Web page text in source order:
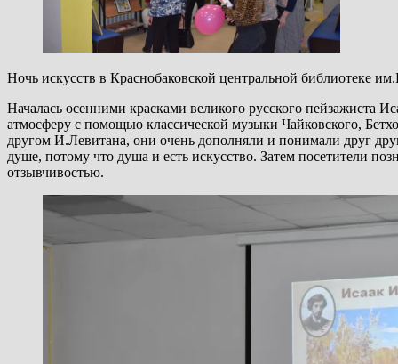
Ночь искусств в Краснобаковской центральной библиотеке
Началась осенними красками великого русского пейзажиста
атмосферу с помощью классической музыки Чайковского,
другом И.Левитана, они очень дополняли и понимали друг
душе, потому что душа и есть искусство. Затем посетители
отзывчивостью.